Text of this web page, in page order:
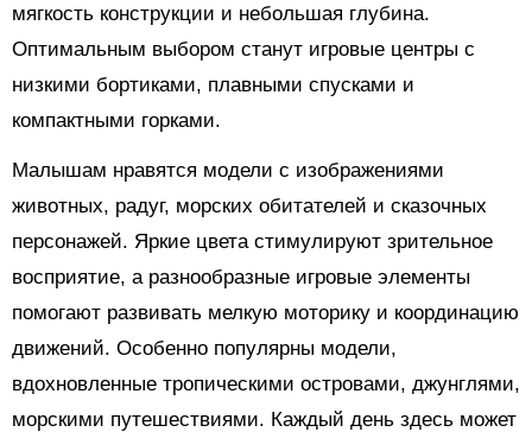
мягкость конструкции и небольшая глубина.
Оптимальным выбором станут игровые центры с
низкими бортиками, плавными спусками и
компактными горками.
Малышам нравятся модели с изображениями
животных, радуг, морских обитателей и сказочных
персонажей. Яркие цвета стимулируют зрительное
восприятие, а разнообразные игровые элементы
помогают развивать мелкую моторику и координацию
движений. Особенно популярны модели,
вдохновленные тропическими островами, джунглями,
морскими путешествиями. Каждый день здесь может